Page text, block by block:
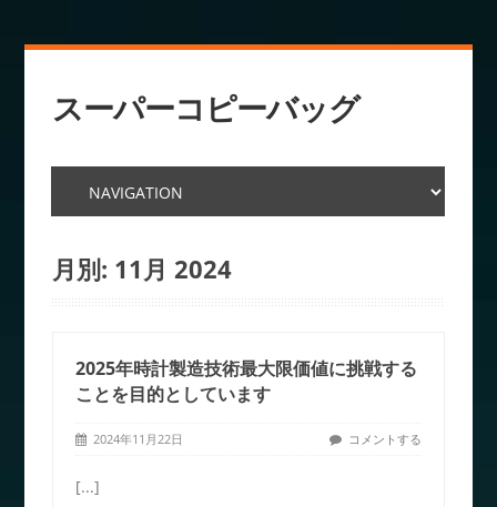
スーパーコピーバッグ
月別: 11月 2024
2025年時計製造技術最大限価値に挑戦する
ことを目的としています
2024年11月22日 コメントする
[...]